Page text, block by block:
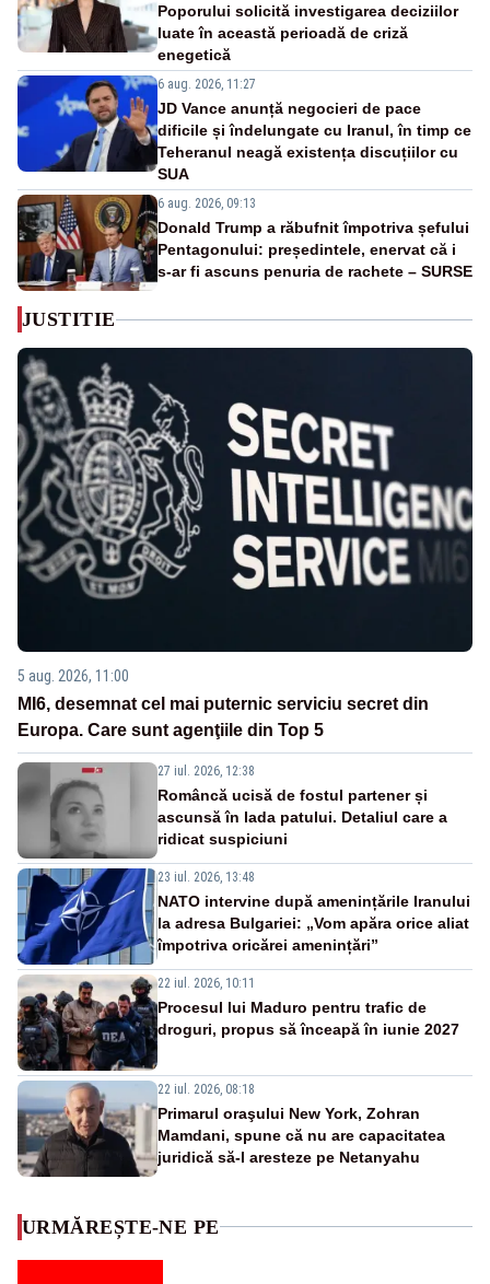
Poporului solicită investigarea deciziilor
luate în această perioadă de criză
enegetică
6 aug. 2026, 11:27
JD Vance anunță negocieri de pace
dificile și îndelungate cu Iranul, în timp ce
Teheranul neagă existența discuțiilor cu
SUA
6 aug. 2026, 09:13
Donald Trump a răbufnit împotriva șefului
Pentagonului: președintele, enervat că i
s-ar fi ascuns penuria de rachete – SURSE
JUSTITIE
5 aug. 2026, 11:00
MI6, desemnat cel mai puternic serviciu secret din
Europa. Care sunt agenţiile din Top 5
27 iul. 2026, 12:38
Româncă ucisă de fostul partener și
ascunsă în lada patului. Detaliul care a
ridicat suspiciuni
23 iul. 2026, 13:48
NATO intervine după amenințările Iranului
la adresa Bulgariei: „Vom apăra orice aliat
împotriva oricărei amenințări”
22 iul. 2026, 10:11
Procesul lui Maduro pentru trafic de
droguri, propus să înceapă în iunie 2027
22 iul. 2026, 08:18
Primarul oraşului New York, Zohran
Mamdani, spune că nu are capacitatea
juridică să-l aresteze pe Netanyahu
URMĂREȘTE-NE PE